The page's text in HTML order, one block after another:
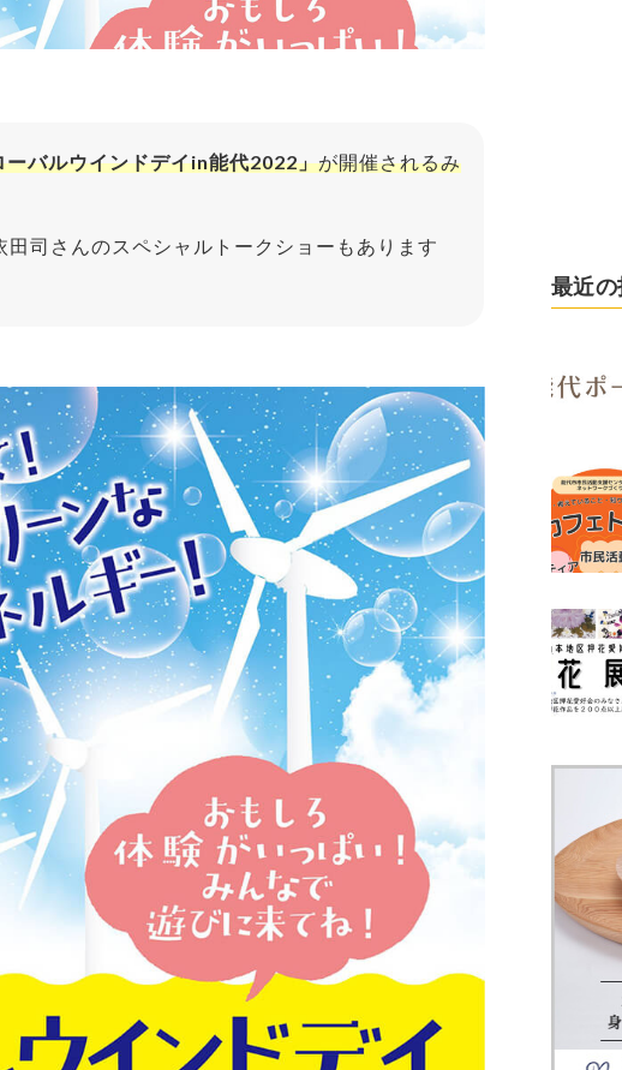
ーバルウインドデイin能代2022」が開催されるみ
司さんのスペシャルトークショーもあります
最近